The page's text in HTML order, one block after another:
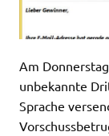
Am
unbekannte
Sprache